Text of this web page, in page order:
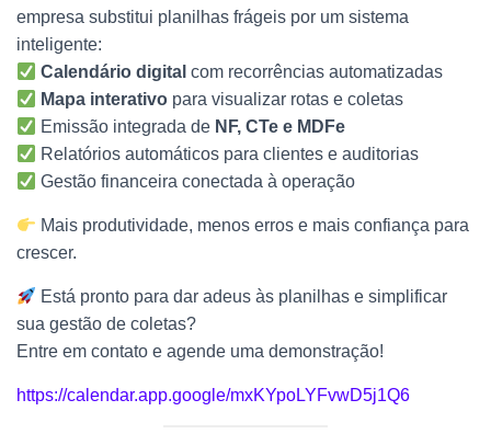
empresa substitui planilhas frágeis por um sistema
inteligente:
Calendário digital com recorrências automatizadas
Mapa interativo para visualizar rotas e coletas
Emissão integrada de NF, CTe e MDFe
Relatórios automáticos para clientes e auditorias
Gestão financeira conectada à operação
Mais produtividade, menos erros e mais confiança para
crescer.
Está pronto para dar adeus às planilhas e simplificar
sua gestão de coletas?
Entre em contato e agende uma demonstração!
https://calendar.app.google/mxKYpoLYFvwD5j1Q6